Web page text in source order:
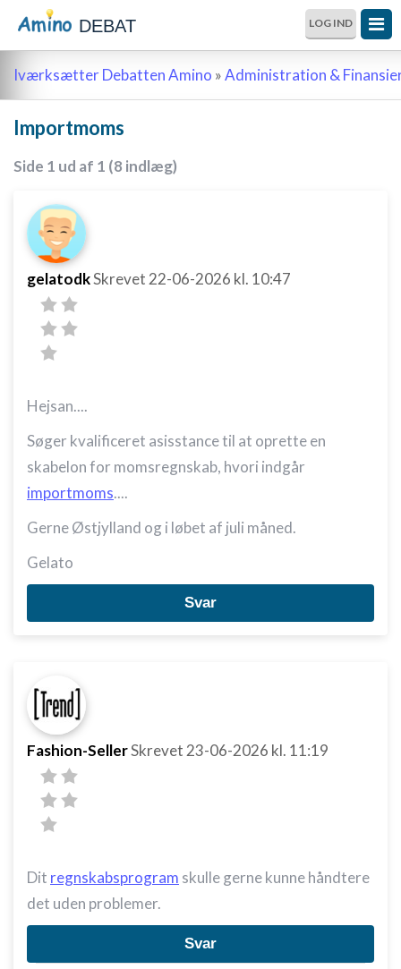
DEBAT LOG IND
Iværksætter Debatten Amino »Administration &
Importmoms
Side 1 ud af 1 (8 indlæg)
gelatodkSkrevet 22-06-2026 kl. 10:47
Hejsan....
Søger kvalificeret asisstance til at oprette en
skabelon for momsregnskab, hvori indgår
importmoms....
Gerne Østjylland og i løbet af juli måned.
Gelato
Svar
Fashion-SellerSkrevet 23-06-2026 kl. 11:19
Dit regnskabsprogram skulle gerne kunne håndtere
det uden problemer.
Svar